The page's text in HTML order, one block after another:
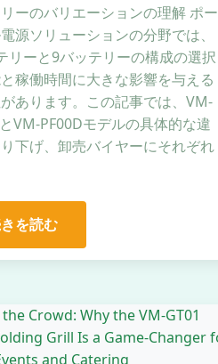
ーのバリエーションの理解 ポー
源ソリューションの分野では、
リーと9バッテリーの構成の選択
稼働時間に大きな影響を与える
あります。この記事では、VM-
VM-PF00Dモデルの具体的な違
下げ、卸売バイヤーにそれぞれ
を読む